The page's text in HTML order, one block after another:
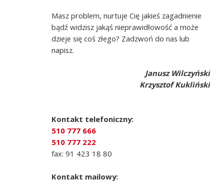
Masz problem, nurtuje Cię jakieś zagadnienie
bądź widzisz jakąś nieprawidłowość a może
dzieje się coś złego? Zadzwoń do nas lub
napisz.
Janusz Wilczyński
Krzysztof Kukliński
Kontakt telefoniczny:
510 777 666
510 777 222
fax: 91 423 18 80
Kontakt mailowy: